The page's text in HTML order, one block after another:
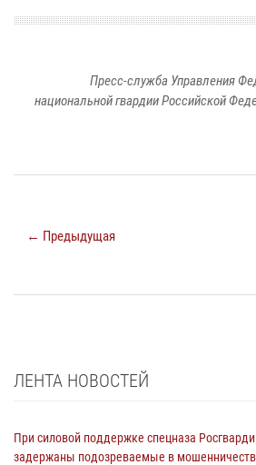
Пресс-служба Управления
национальной гвардии Российской
← Предыдущая
ЛЕНТА НОВОСТЕЙ
При силовой поддержке спецназа
задержаны подозреваемые в